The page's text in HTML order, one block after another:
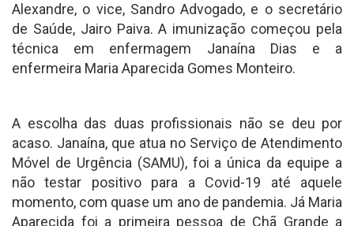
Alexandre, o vice, Sandro Advogado, e o secretário
de Saúde, Jairo Paiva. A imunização começou pela
técnica em enfermagem Janaína Dias e a
enfermeira Maria Aparecida Gomes Monteiro.
A escolha das duas profissionais não se deu por
acaso. Janaína, que atua no Serviço de Atendimento
Móvel de Urgência (SAMU), foi a única da equipe a
não testar positivo para a Covid-19 até aquele
momento, com quase um ano de pandemia. Já Maria
Aparecida foi a primeira pessoa de Chã Grande a